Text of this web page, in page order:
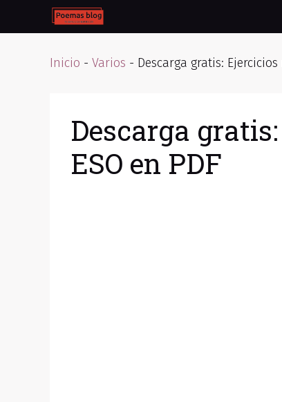
Inicio - Varios - Descarga gratis:
Descarga
ESO en PDF